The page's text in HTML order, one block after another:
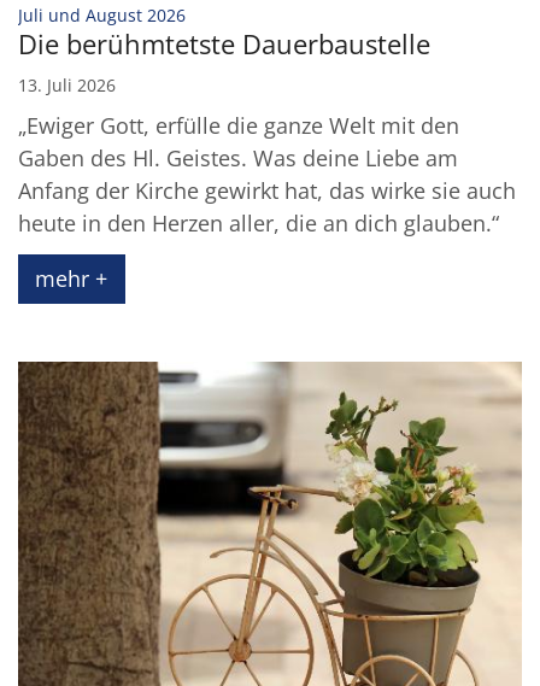
Juli und August 2026:
Die berühmtetste Dauerbaustelle
13. Juli 2026
„Ewiger Gott, erfülle die ganze Welt mit den
Gaben des Hl. Geistes. Was deine Liebe am
Anfang der Kirche gewirkt hat, das wirke sie auch
heute in den Herzen aller, die an dich glauben.“
mehr +